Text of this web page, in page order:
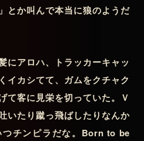
とか叫んで本当に狼のようだ
にアロハ、トラッカーキャッ
イカシてて、ガムをクチャク
て客に見栄を切っていた。Ｖ
いたり蹴っ飛ばしたりなんか
チンピラだな。Born to be